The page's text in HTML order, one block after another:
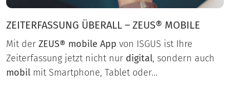
ZEITERFASSUNG ÜBERALL – ZEUS® MOBILE
Mit der ZEUS® mobile App von ISGUS ist Ihre
Zeiterfassung jetzt nicht nur digital, sondern auch
mobil mit Smartphone, Tablet oder...